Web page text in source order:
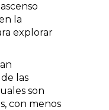
la
explorar
las
son
con menos